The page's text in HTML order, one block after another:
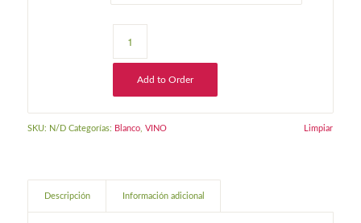
Limpiar
Add to Order
SKU: N/D Categorías: Blanco, VINO
Descripción Información adicional